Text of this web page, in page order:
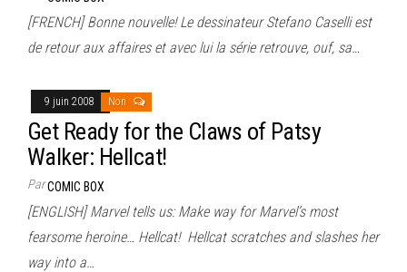
[FRENCH] Bonne nouvelle! Le dessinateur Stefano Caselli est
de retour aux affaires et avec lui la série retrouve, ouf, sa…
9 juin 2008 Non
Get Ready for the Claws of Patsy
Walker: Hellcat!
ParCOMIC BOX
[ENGLISH] Marvel tells us: Make way for Marvel’s most
fearsome heroine… Hellcat! Hellcat scratches and slashes her
way into a…